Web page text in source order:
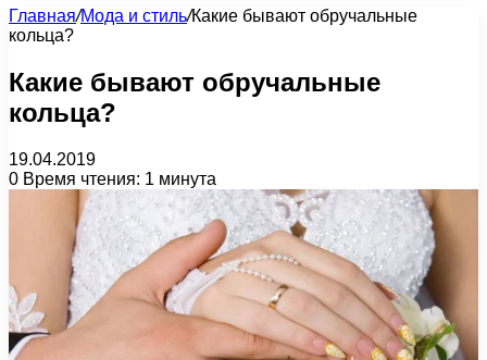
Главная/Мода и стиль/Какие бывают обручальные
кольца?
Какие бывают обручальные
кольца?
19.04.2019
0 Время чтения: 1 минута